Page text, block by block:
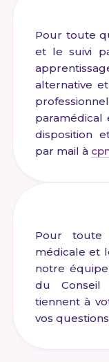
Pour toute
et le suivi
alternative
paramédical
disposition
par mail à
Pour toute
médicale et
notre
du Conseil
tiennent à
vos